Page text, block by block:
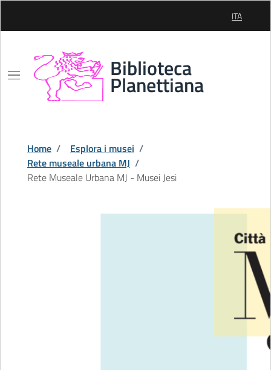
ITA
Biblioteca
Planettiana
Home / Esplora i musei /
Rete museale urbana MJ /
Rete Museale Urbana MJ - Musei Jesi